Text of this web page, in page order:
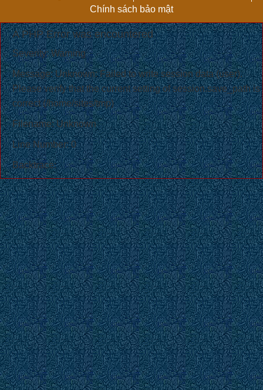
Chính sách bảo mật
A PHP Error was encountered
Severity: Warning
Message: Unknown: Failed to write session data (user).
Please verify that the current setting of session.save_path is
correct (/home/sites/tmp)
Filename: Unknown
Line Number: 0
Backtrace: